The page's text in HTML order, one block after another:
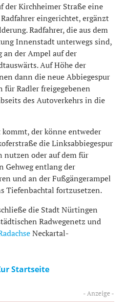
der Kirchheimer Straße eine
eingerichtet, ergänzt
Radfahrer, die aus dem
Innenstadt unterwegs sind,
der Ampel auf der
Auf Höhe der
dann die neue Abbiegespur
für Radler freigegebenen
des Autoverkehrs in die
der könne entweder
die Linksabbiegespur
nutzen oder auf dem für
Gehweg entlang der
und an der Fußgängerampel
Tiefenbachtal fortzusetzen.
die Stadt Nürtingen
Radwegenetz und
Neckartal-
Startseite